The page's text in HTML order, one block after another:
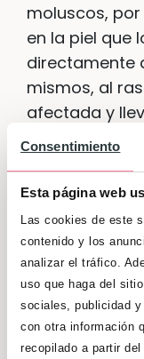
Consentimiento
Esta página web
Las cookies de este
contenido y los
analizar el tráfico.
uso que haga del
sociales, publicidad
con otra información
recopilado a partir
moluscos,
en la piel que
directamente
mismos, al
afectada y
del cuerpo.
En piscinas
también
conjuntivitis,
cloro puede
irritativa.En